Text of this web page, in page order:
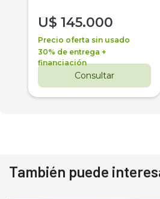
U$ 145.000
Precio oferta sin usado
30% de entrega +
financiación
Consultar
También puede